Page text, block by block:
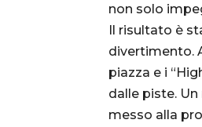
non solo
Il risultato è
divertimento.
piazza e i
dalle piste.
messo alla